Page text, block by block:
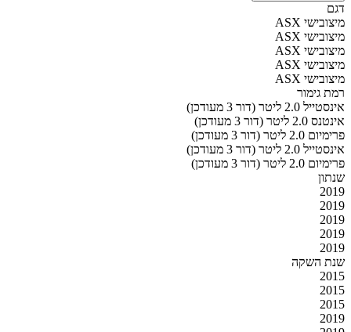
דגם
מיצובישי ASX
מיצובישי ASX
מיצובישי ASX
מיצובישי ASX
מיצובישי ASX
רמת גימור
אינסטייל 2.0 ליטר (דור 3 מעודכן)
אינטנס 2.0 ליטר (דור 3 מעודכן)
פרימיום 2.0 ליטר (דור 3 מעודכן)
אינסטייל 2.0 ליטר (דור 3 מעודכן)
פרימיום 2.0 ליטר (דור 3 מעודכן)
שנתון
2019
2019
2019
2019
2019
שנת השקה
2015
2015
2015
2019